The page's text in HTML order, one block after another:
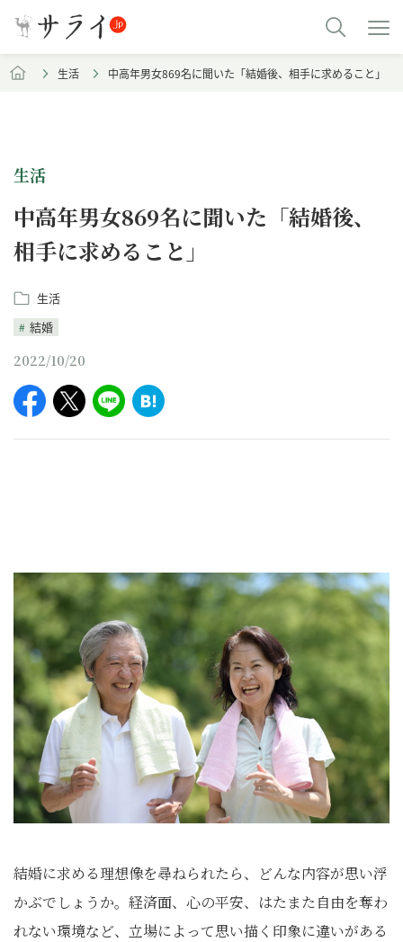
生活 中高年男女869名に聞いた「結婚後、相手に求めること」
生活
中高年男女869名に聞いた「結婚後、
相手に求めること」
生活
結婚
2022/10/20
結婚に求める理想像を尋ねられたら、どんな内容が思い浮
かぶでしょうか。経済面、心の平安、はたまた自由を奪わ
れない環境など、立場によって思い描く印象に違いがある